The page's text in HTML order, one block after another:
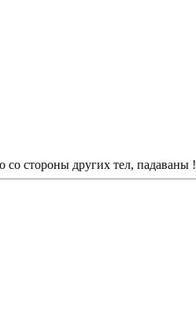
со стороны других тел, падаваны !